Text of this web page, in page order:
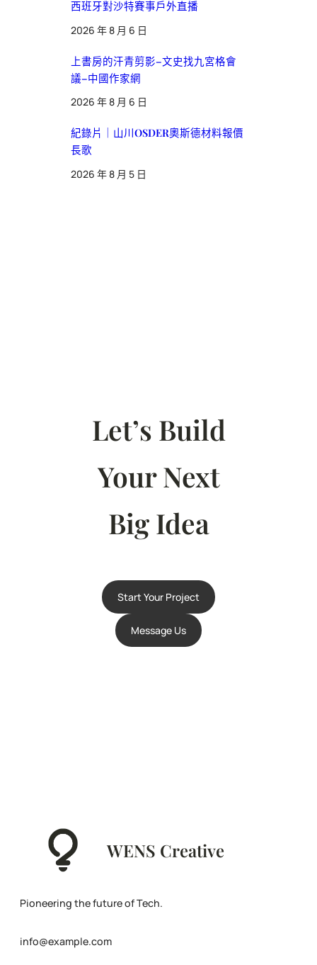
西班牙對沙特賽事戶外直播
2026 年 8 月 6 日
上書房的汗青剪影–文史找九宮格會
議–中國作家網
2026 年 8 月 6 日
紀錄片｜山川OSDER奧斯德材料報價
長歌
2026 年 8 月 5 日
Let’s Build
Your Next
Big Idea
Start Your Project
Message Us
WENS Creative
Pioneering the future of Tech.
info@example.com